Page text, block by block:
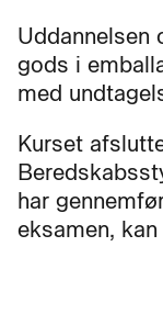
gods i
med
Kurset
har
eksamen,